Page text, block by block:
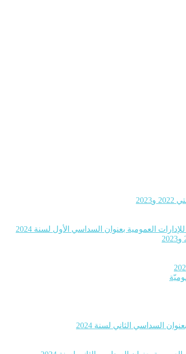
العمومية بعنوان السداسي الأول لسنة 2024
السداسي الثاني لسنة 2024